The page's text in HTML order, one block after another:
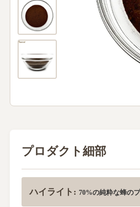
プロダクト細部
ハイライト: 70%の純粋な蜂の